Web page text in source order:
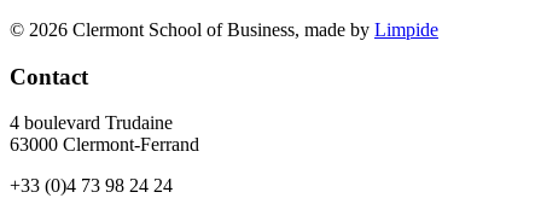
© 2026 Clermont School of Business, made by Limpide
Contact
4 boulevard Trudaine
63000 Clermont-Ferrand
+33 (0)4 73 98 24 24